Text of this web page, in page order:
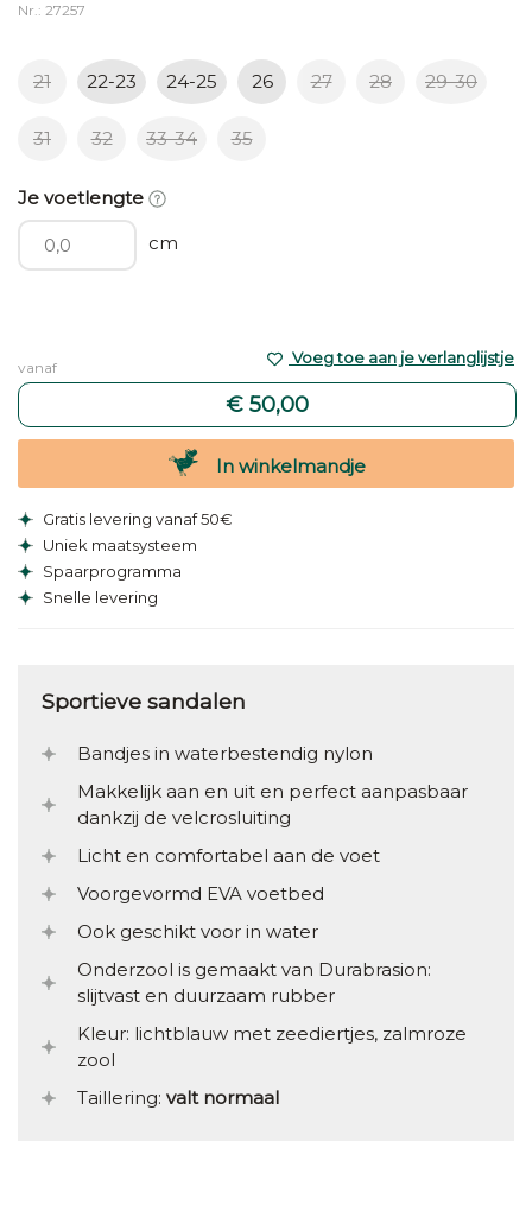
Nr.: 27257
21 22-23 24-25 26 27 28 29-30
31 32 33-34 35
Je voetlengte
cm
vanaf
€ 50,00
Voeg toe aan je verlanglijstje
In winkelmandje
Gratis levering vanaf 50€
Uniek maatsysteem
Spaarprogramma
Snelle levering
Sportieve sandalen
Bandjes in waterbestendig nylon
Makkelijk aan en uit en perfect aanpasbaar
dankzij de velcrosluiting
Licht en comfortabel aan de voet
Voorgevormd EVA voetbed
Ook geschikt voor in water
Onderzool is gemaakt van Durabrasion:
slijtvast en duurzaam rubber
Kleur: lichtblauw met zeediertjes, zalmroze
zool
Taillering: valt normaal